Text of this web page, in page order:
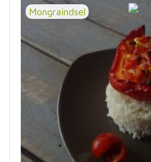
Mongraindsel